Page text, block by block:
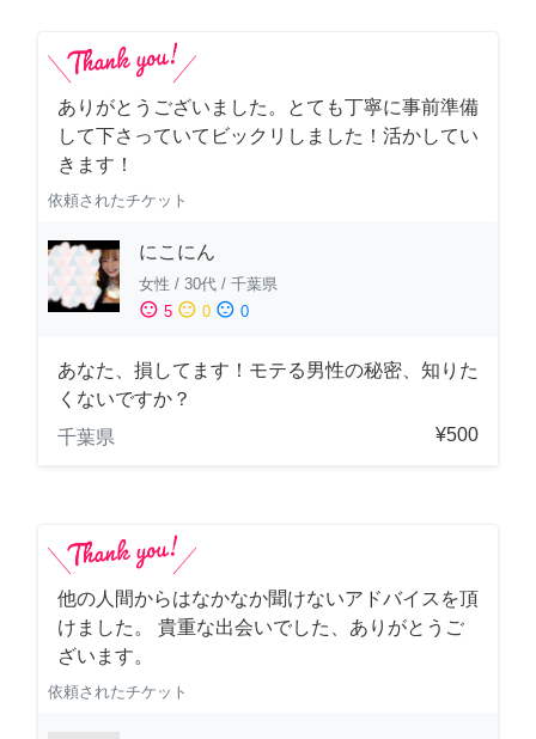
ありがとうございました。とても丁寧に事前準備
して下さっていてビックリしました！活かしてい
きます！
依頼されたチケット
にこにん
女性 / 30代 / 千葉県
sentiment_satisfied 5 sentiment_neutral 0 sentiment_dissatisfied 0
あなた、損してます！モテる男性の秘密、知りた
くないですか？
千葉県
¥500
他の人間からはなかなか聞けないアドバイスを頂
けました。 貴重な出会いでした、ありがとうご
ざいます。
依頼されたチケット